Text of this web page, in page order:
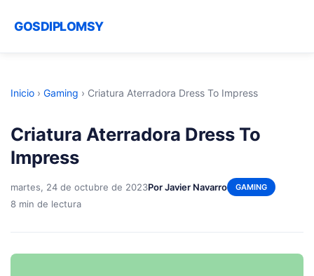
GOSDIPLOMSY
Inicio › Gaming › Criatura Aterradora Dress To Impress
Criatura Aterradora Dress To
Impress
martes, 24 de octubre de 2023Por Javier Navarro GAMING
8 min de lectura